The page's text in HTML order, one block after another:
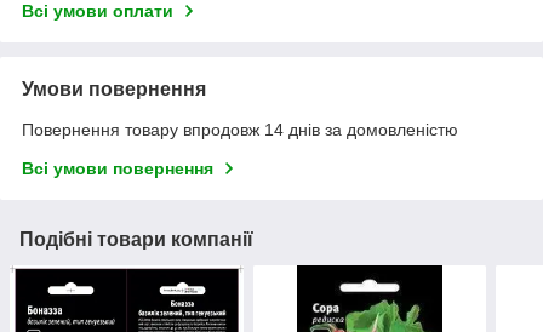
Всі умови оплати
Умови повернення
Повернення товару впродовж 14 днів за домовленістю
Всі умови повернення
Подібні товари компанії